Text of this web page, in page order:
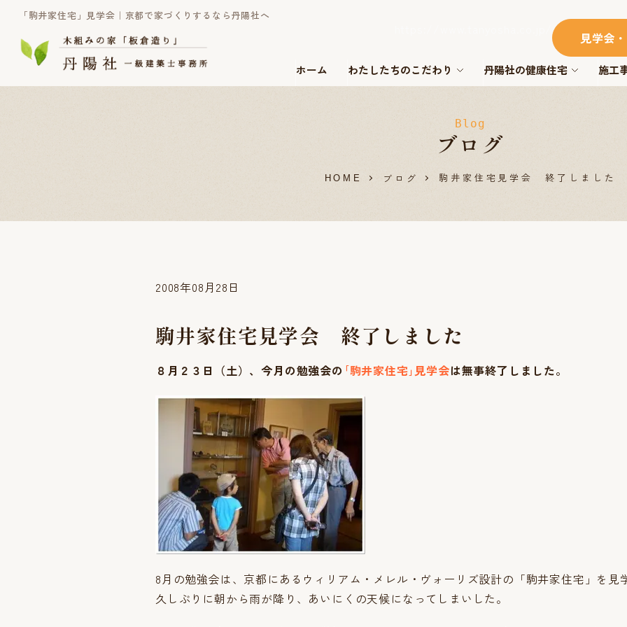
「駒井家住宅」見学会｜京都で家づくりするなら丹陽社へ
見学会
ホーム わたしたちのこだわり 丹陽社の健康住宅 施工
Blog
ブログ
HOME ブログ 駒井家住宅見学会 終了しました
2008年08月28日
駒井家住宅見学会 終了しました
８月２３日（土）、今月の勉強会の ｢駒井家住宅｣見学会は無事終了しました。
8月の勉強会は、京都にあるウィリアム・メレル・ヴォーリズ設計の「駒井家住宅」を見
久しぶりに朝から雨が降り、あいにくの天候になってしまいした。